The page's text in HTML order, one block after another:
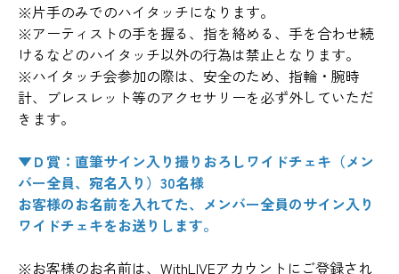
※片手のみでのハイタッチになります。
※アーティストの手を握る、指を絡める、手を合わせ続
けるなどのハイタッチ以外の行為は禁止となります。
※ハイタッチ会参加の際は、安全のため、指輪・腕時
計、ブレスレット等のアクセサリーを必ず外していただ
きます。
▼Ｄ賞：直筆サイン入り撮りおろしワイドチェキ（メン
バー全員、宛名入り）30名様
お客様のお名前を入れてた、メンバー全員のサイン入り
ワイドチェキをお送りします。
※お客様のお名前は、WithLIVEアカウントにご登録され